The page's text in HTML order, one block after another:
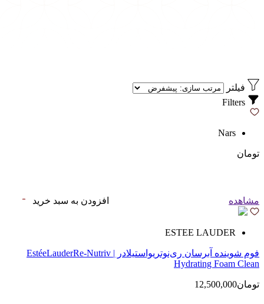
فیلتر
Nars
تومان
مشاهده افزودن به سبد خرید
ESTEE LAUDER
فوم شوینده آبرسان ری‌نوتریواستیلادر | EstéeLauderRe-Nutriv
Hydrating Foam Clean
تومان12,500,000